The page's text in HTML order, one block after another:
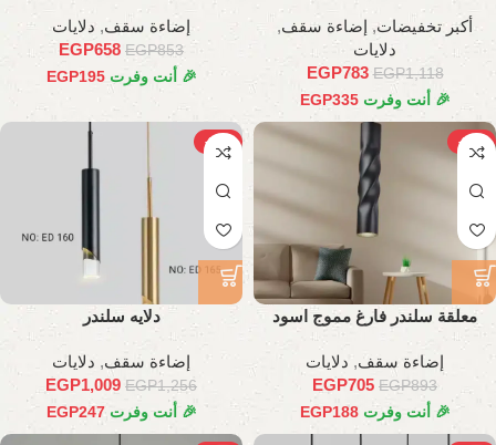
أكبر تخفيضات, إضاءة سقف,
دلايات
EGP1,118
EGP783
🎉 أنت وفرت EGP335
إضاءة سقف, دلايات
EGP853
EGP658
🎉 أنت وفرت EGP195
-21%
معلقة سلندر فارغ مموج اسود
إضاءة سقف, دلايات
EGP893
EGP705
🎉 أنت وفرت EGP188
-20%
دلايه سلندر
إضاءة سقف, دلايات
EGP1,256
EGP1,009
🎉 أنت وفرت EGP247